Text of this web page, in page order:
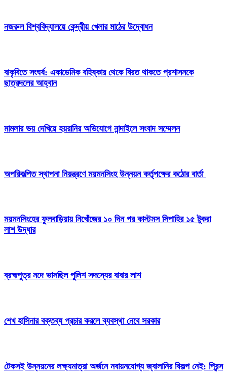
নজরুল বিশ্ববিদ্যালয়ে কেন্দ্রীয় খেলার মাঠের উদ্বোধন
বাকৃবিতে সংঘর্ষ: একাডেমিক বহিষ্কার থেকে বিরত থাকতে প্রশাসনকে
ছাত্রদলের আহ্বান
মামলার ভয় দেখিয়ে হয়রানির অভিযোগে নান্দাইলে সংবাদ সম্মেলন
অপরিকল্পিত স্থাপনা নিয়ন্ত্রণে ময়মনসিংহ উন্নয়ন কর্তৃপক্ষের কঠোর বার্তা
ময়মনসিংহের ফুলবাড়িয়ায় নিখোঁজের ১০ দিন পর কাস্টমস সিপাহির ১৫ টুকরা
লাশ উদ্ধার
ব্রহ্মপুত্র নদে ভাসছিল পুলিশ সদস্যের বাবার লাশ
শেখ হাসিনার বক্তব্য প্রচার করলে ব্যবস্থা নেবে সরকার
টেকসই উন্নয়নের লক্ষ্যমাত্রা অর্জনে নবায়নযোগ্য জ্বালানির বিকল্প নেই: প্রিন্স